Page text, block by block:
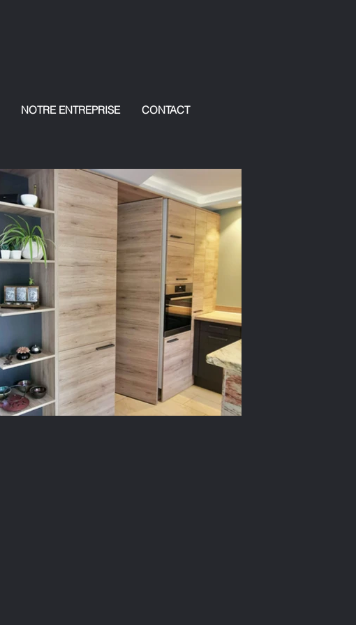
NOTRE ENTREPRISE CONTACT